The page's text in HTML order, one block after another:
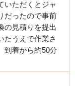
いただくとジャ
だったので事前
の見積りを提出
たうえで作業さ
到着から約50分